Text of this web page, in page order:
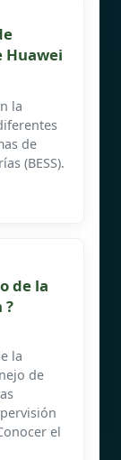
Huawei
la
de
(BESS).
de la
?
la
de
el